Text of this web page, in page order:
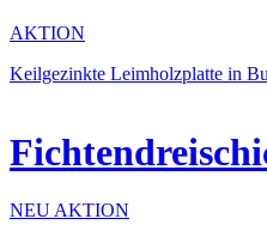
AKTION
Keilgezinkte Leimholzplatte in
NEU AKTION